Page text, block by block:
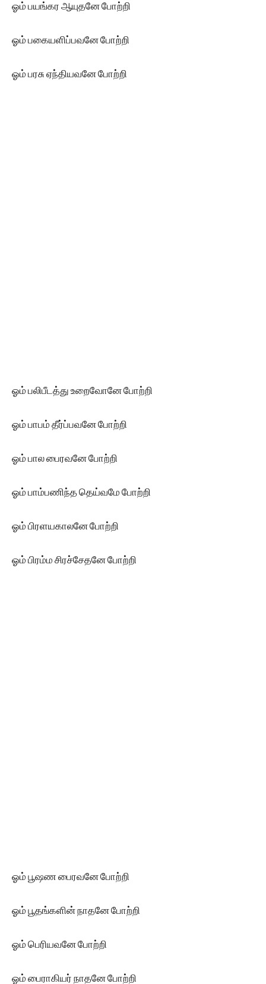
ஓம் பயங்கர ஆயுதனே போற்றி
ஓம் பகையளிப்பவனே போற்றி
ஓம் பரசு ஏந்தியவனே போற்றி
ஓம் பலிபீடத்து உறைவோனே போற்றி
ஓம் பாபம் தீர்ப்பவனே போற்றி
ஓம் பால பைரவனே போற்றி
ஓம் பாம்பணிந்த தெய்வமே போற்றி
ஓம் பிரளயகாலனே போற்றி
ஓம் பிரம்ம சிரச்சேதனே போற்றி
ஓம் பூஷண பைரவனே போற்றி
ஓம் பூதங்களின் நாதனே போற்றி
ஓம் பெரியவனே போற்றி
ஓம் பைராகியர் நாதனே போற்றி